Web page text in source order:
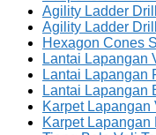
Agility Ladder
Agility Ladder
Hexagon Cones
Lantai Lapangan
Lantai Lapangan
Lantai Lapangan
Karpet Lapangan
Karpet Lapangan